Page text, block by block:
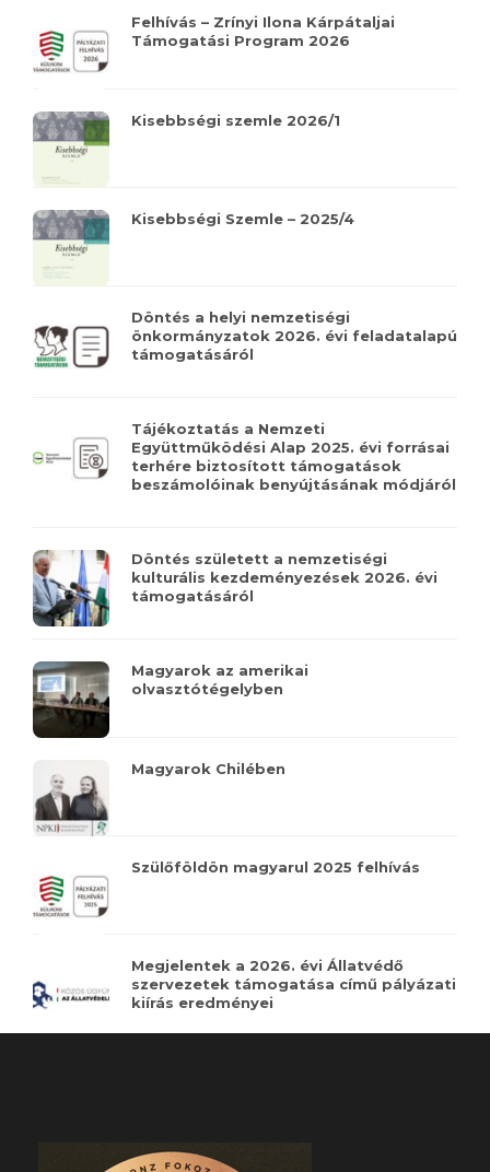
Felhívás – Zrínyi Ilona Kárpátaljai
Támogatási Program 2026
Kisebbségi szemle 2026/1
Kisebbségi Szemle – 2025/4
Döntés a helyi nemzetiségi
önkormányzatok 2026. évi feladatalapú
támogatásáról
Tájékoztatás a Nemzeti
Együttműködési Alap 2025. évi forrásai
terhére biztosított támogatások
beszámolóinak benyújtásának módjáról
Döntés született a nemzetiségi
kulturális kezdeményezések 2026. évi
támogatásáról
Magyarok az amerikai
olvasztótégelyben
Magyarok Chilében
Szülőföldön magyarul 2025 felhívás
Megjelentek a 2026. évi Állatvédő
szervezetek támogatása című pályázati
kiírás eredményei